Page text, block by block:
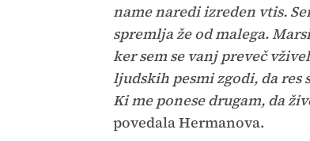
name naredi izreden vtis.
spremlja že od malega.
ker sem se vanj preveč
ljudskih pesmi zgodi, da
Ki me ponese drugam, da
povedala Hermanova.